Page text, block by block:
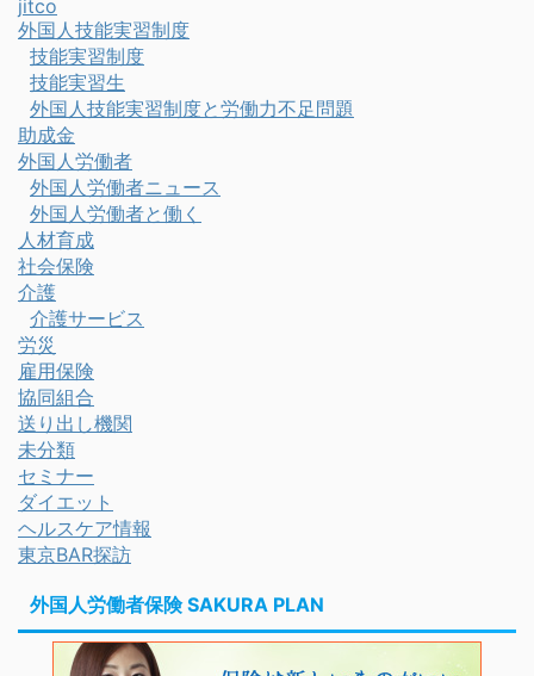
jitco
外国人技能実習制度
技能実習制度
技能実習生
外国人技能実習制度と労働力不足問題
助成金
外国人労働者
外国人労働者ニュース
外国人労働者と働く
人材育成
社会保険
介護
介護サービス
労災
雇用保険
協同組合
送り出し機関
未分類
セミナー
ダイエット
ヘルスケア情報
東京BAR探訪
外国人労働者保険 SAKURA PLAN